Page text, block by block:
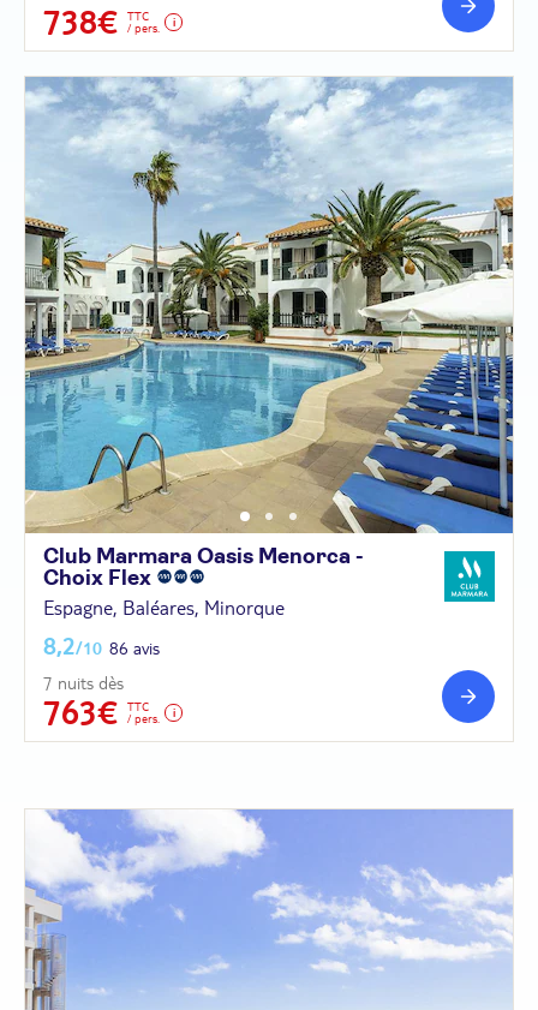
738€
TTC
/ pers.
Club Marmara Oasis Menorca -
Choix Flex
Espagne, Baléares, Minorque
8,2/10 86 avis
7 nuits dès
763€
TTC
/ pers.